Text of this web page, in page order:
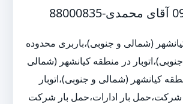
(شمالی و جنوبی)،باربری محدوده
در منطقه کیانشهر (شمالی
کیانشهر (شمالی و جنوبی)،اتوبار
شرکت،حمل بار ادارات،حمل بار شرکت